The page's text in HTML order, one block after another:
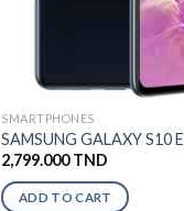
SMARTPHONES
SAMSUNG GALAXY S10 E
2,799.000TND
ADD TO CART